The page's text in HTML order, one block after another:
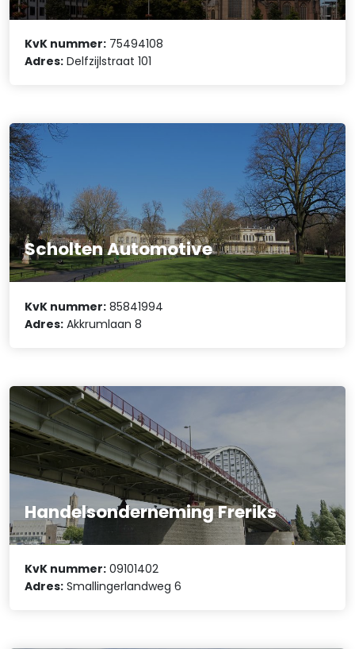
KvK nummer: 75494108
Adres: Delfzijlstraat 101
Scholten Automotive
KvK nummer: 85841994
Adres: Akkrumlaan 8
Handelsonderneming Freriks
KvK nummer: 09101402
Adres: Smallingerlandweg 6